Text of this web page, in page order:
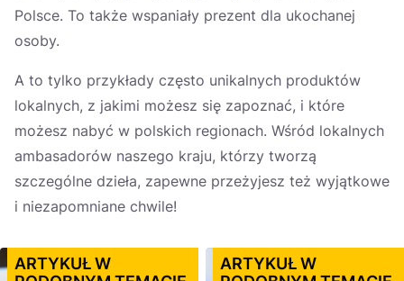
Polsce. To także wspaniały prezent dla ukochanej
osoby.
A to tylko przykłady często unikalnych produktów
lokalnych, z jakimi możesz się zapoznać, i które
możesz nabyć w polskich regionach. Wśród lokalnych
ambasadorów naszego kraju, którzy tworzą
szczególne dzieła, zapewne przeżyjesz też wyjątkowe
i niezapomniane chwile!
ARTYKUŁ W
ARTYKUŁ W